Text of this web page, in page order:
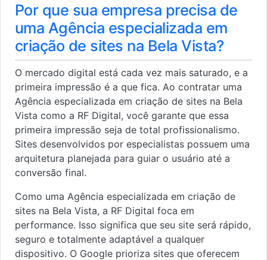
Por que sua empresa precisa de
uma Agência especializada em
criação de sites na Bela Vista?
O mercado digital está cada vez mais saturado, e a
primeira impressão é a que fica. Ao contratar uma
Agência especializada em criação de sites na Bela
Vista como a RF Digital, você garante que essa
primeira impressão seja de total profissionalismo.
Sites desenvolvidos por especialistas possuem uma
arquitetura planejada para guiar o usuário até a
conversão final.
Como uma Agência especializada em criação de
sites na Bela Vista, a RF Digital foca em
performance. Isso significa que seu site será rápido,
seguro e totalmente adaptável a qualquer
dispositivo. O Google prioriza sites que oferecem